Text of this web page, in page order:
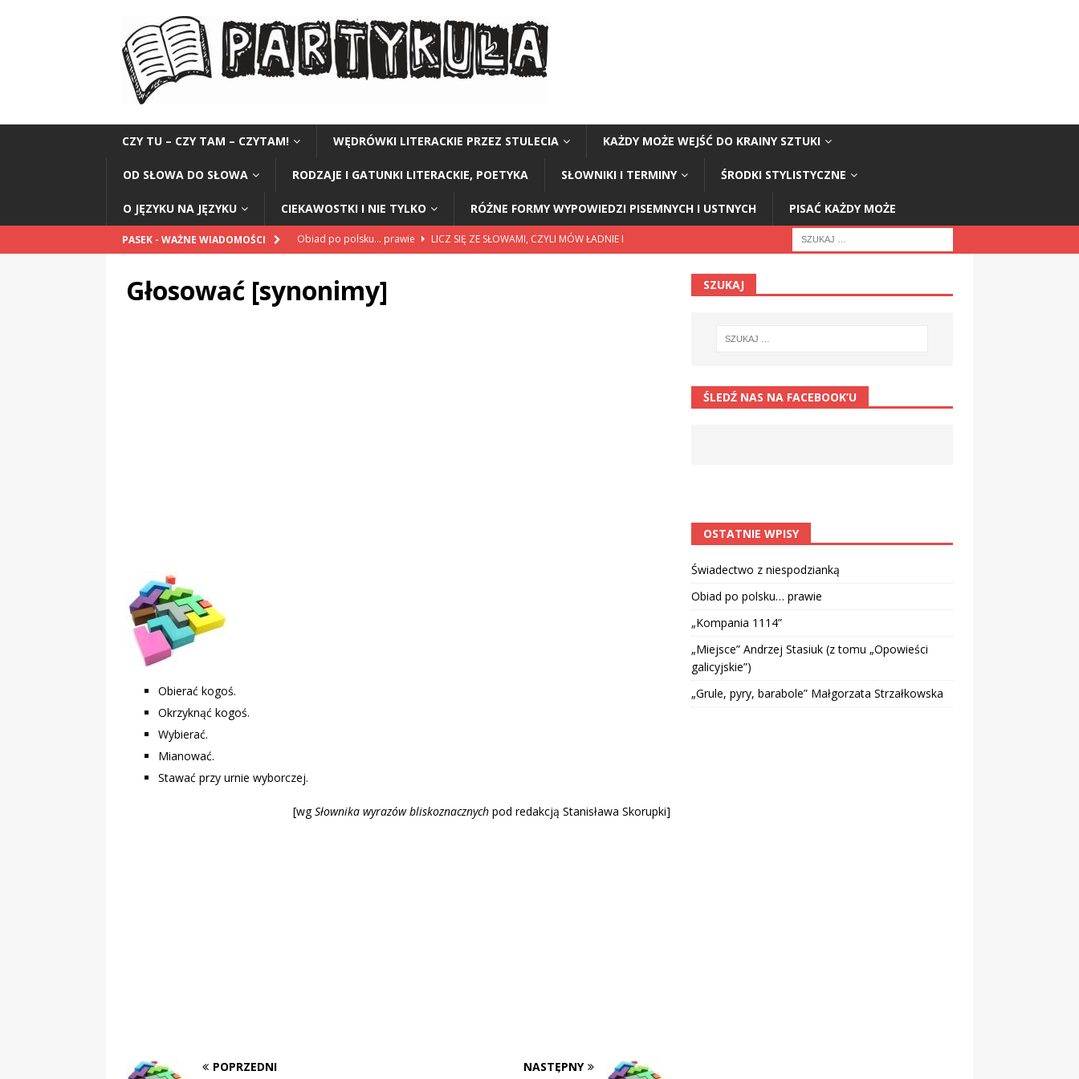
CZY TU – CZY TAM – CZYTAM! WĘDRÓWKI LITERACKIE PRZEZ STULECIA KAŻDY MOŻE WEJŚĆ DO KRAINY SZTUKI
OD SŁOWA DO SŁOWA RODZAJE I GATUNKI LITERACKIE, POETYKA SŁOWNIKI I TERMINY ŚRODKI STYLISTYCZNE
O JĘZYKU NA JĘZYKU CIEKAWOSTKI I NIE TYLKO RÓŻNE FORMY WYPOWIEDZI PISEMNYCH I USTNYCH PISAĆ KAŻDY MOŻE
PASEK - WAŻNE WIADOMOŚCI Obiad po polsku… prawie
LICZ SIĘ ZE SŁOWAMI, CZYLI MÓW ŁADNIE I
„Kompania 1114”
Głosować [synonimy]
Obierać kogoś.
Okrzyknąć kogoś.
Wybierać.
Mianować.
Stawać przy urnie wyborczej.
[wgSłownika wyrazów bliskoznacznych pod redakcją Stanisława Skorupki]
POPRZEDNI NASTĘPNY
SZUKAJ
ŚLEDŹ NAS NA FACEBOOK’U
OSTATNIE WPISY
Świadectwo z niespodzianką
Obiad po polsku… prawie
„Kompania 1114”
„Miejsce” Andrzej Stasiuk (z tomu „Opowieści
galicyjskie”)
„Grule, pyry, barabole” Małgorzata Strzałkowska